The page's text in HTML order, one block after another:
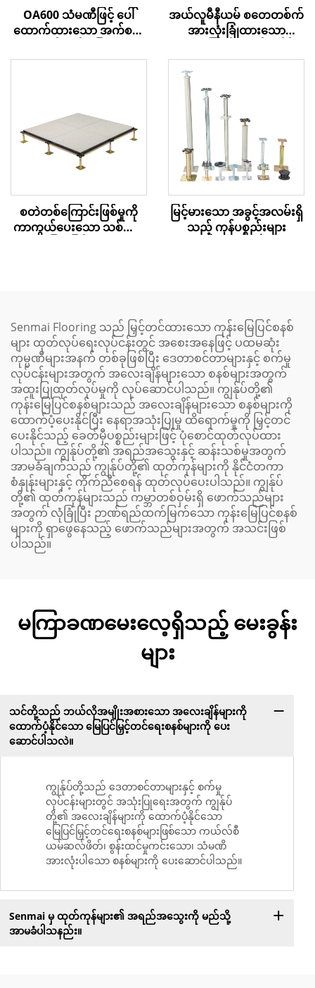
OA600 သံမဏီဖြင့် ပေါ်
ထောက်ထားသော အက်စက်
အယ်လူမီနီယမ် စတေတစ်က်
အားလုံးခြုံထားသော
လော့ဖ်
စတဲတစ်ကြောင်းဖြစ်မှုကို
ကာကွယ်ပေးသော သစ်သား
မြင့်မားသော အခွင့်အလမ်းရှိ
သည့် ကုန်ပစ္စည်းများ
Senmai Flooring သည် မြှင့်တင်ထားသော ကုန်းမြေပြင်စနစ်
များ ထုတ်လုပ်ရေးလုပ်ငန်းတွင် အစေးအနေဖြင့် ပထမဆုံး
ကုမ္ပဏီများအနက် တစ်ခုဖြစ်ပြီး ဒေတာစင်တာများနှင့် စက်မှု
လုပ်ငန်းများအတွက် အလေးချိန်များသော စနစ်များအတွက်
အထူးပြုထုတ်လုပ်မှုကို လုပ်ဆောင်ပါသည်။ ကျွန်ုပ်တို့၏
ကုန်းမြေပြင်စနစ်များသည် အလေးချိန်များသော စနစ်များကို
ထောက်ပံ့ပေးနိုင်ပြီး နေရာအသုံးပြုမှု ထိရောက်မှုကို မြှင့်တင်
ပေးနိုင်သည့် ခေတ်မှီပစ္စည်းများဖြင့် ပုံစောင်ထုတ်လုပ်ထား
ပါသည်။ ကျွန်ုပ်တို့၏ အရည်အသွေးနှင့် ဆန်းသစ်မှုအတွက်
အာမခံချက်သည် ကျွန်ုပ်တို့၏ ထုတ်ကုန်များကို နိုင်ငံတကာ
စံနှုန်းများနှင့် ကိုက်ညီစေရန် ထုတ်လုပ်ပေးပါသည်။ ကျွန်ုပ်
တို့၏ ထုတ်ကုန်များသည် ကမ္ဘာတစ်ဝှမ်းရှိ ဖောက်သည်များ
အတွက် လုံခြုံပြီး ဉာဏ်ရည်ထက်မြက်သော ကုန်းမြေပြင်စနစ်
များကို ရှာဖွေနေသည့် ဖောက်သည်များအတွက် အသင်းဖြစ်
ပါသည်။
မကြာခဏမေးလေ့ရှိသည့် မေးခွန်း
များ
သင်တို့သည် ဘယ်လိုအမျိုးအစားသော အလေးချိန်များကို
ထောက်ပံ့နိုင်သော မြေပြင်မြှင့်တင်ရေးစနစ်များကို ပေး
ဆောင်ပါသလဲ။
ကျွန်ုပ်တို့သည် ဒေတာစင်တာများနှင့် စက်မှု
လုပ်ငန်းများတွင် အသုံးပြုရေးအတွက် ကျွန်ုပ်
တို့၏ အလေးချိန်များကို ထောက်ပံ့နိုင်သော
မြေပြင်မြှင့်တင်ရေးစနစ်များဖြစ်သော ကယ်လ်စီ
ယမ်ဆလ်ဖိတ်၊ စွန်းထင်မှုကင်းသော၊ သံမဏိ
အားလုံးပါသော စနစ်များကို ပေးဆောင်ပါသည်။
Senmai မှ ထုတ်ကုန်များ၏ အရည်အသွေးကို မည်သို့
အာမခံပါသနည်း။